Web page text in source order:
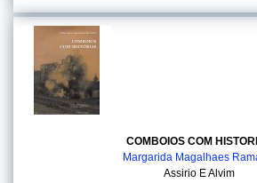
COMBOIOS COM
Margarida Magalhaes
Assirio E Alvim